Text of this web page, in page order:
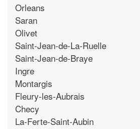
Orleans
Saran
Olivet
Saint-Jean-de-La-Ruelle
Saint-Jean-de-Braye
Ingre
Montargis
Fleury-les-Aubrais
Checy
La-Ferte-Saint-Aubin